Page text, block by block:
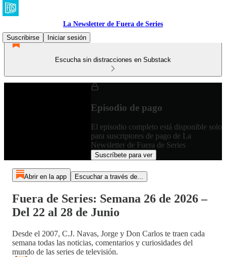
La Newsletter de Fuera de Series
Suscribirse
Iniciar sesión
Escucha sin distracciones en Substack
Episodio de pago
El episodio completo está disponible solo
para suscriptores de pago de La
Newsletter de Fuera de Series
Suscríbete para ver
Abrir en la app Escuchar a través de...
Fuera de Series: Semana 26 de 2026 –
Del 22 al 28 de Junio
Desde el 2007, C.J. Navas, Jorge y Don Carlos te traen cada
semana todas las noticias, comentarios y curiosidades del
mundo de las series de televisión.